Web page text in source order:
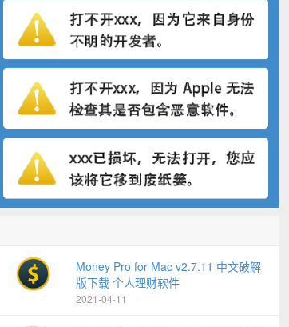
Money Pro for Mac v2.7.11 中文破解
版下载 个人理财软件
2021-04-11